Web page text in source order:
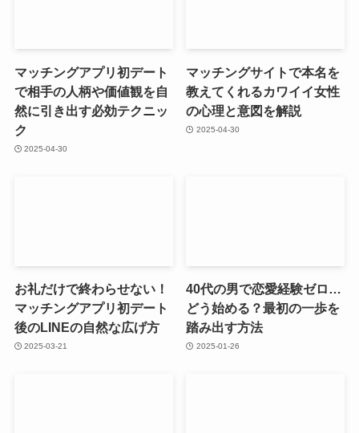
マッチングアプリ初デート
で相手の人柄や価値観を自
然に引き出す必効テクニッ
ク
2025-04-30
マッチングサイトで本名を
教えてくれるカワイイ女性
の心理と意図を解説
2025-04-30
お礼だけで終わらせない！
マッチングアプリ初デート
後のLINEの自然な広げ方
2025-03-21
40代の男で恋愛経験ゼロ…
どう始める？最初の一歩を
踏み出す方法
2025-01-26